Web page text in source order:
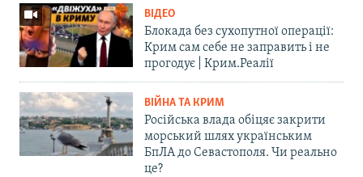
ВІДЕО
Блокада без сухопутної операції:
Крим сам себе не заправить і не
прогодує | Крим.Реалії
ВІЙНА ТА КРИМ
Російська влада обіцяє закрити
морський шлях українським
БпЛА до Севастополя. Чи реально
це?